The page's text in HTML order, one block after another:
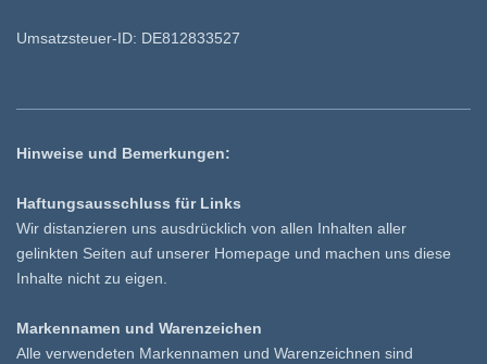
Umsatzsteuer-ID: DE812833527
Hinweise und Bemerkungen:
Haftungsausschluss für Links
Wir distanzieren uns ausdrücklich von allen Inhalten aller
gelinkten Seiten auf unserer Homepage und machen uns diese
Inhalte nicht zu eigen.
Markennamen und Warenzeichen
Alle verwendeten Markennamen und Warenzeichnen sind